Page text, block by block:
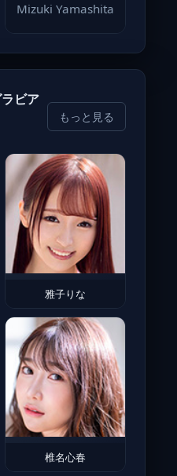
Mizuki Yamashita
ビア
もっと見る
雅子りな
椎名心春